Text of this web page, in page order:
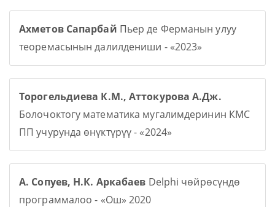
Ахметов Сапарбай Пьер де Ферманын улуу
теоремасынын далилдениши - «2023»
Торогельдиева К.М., Аттокурова А.Дж.
Болочоктогу математика мугалимдеринин КМС
ПП учурунда өнүктүрүү - «2024»
А. Сопуев, Н.К. Аркабаев Delphi чөйрөсүндө
программалоо - «Ош» 2020